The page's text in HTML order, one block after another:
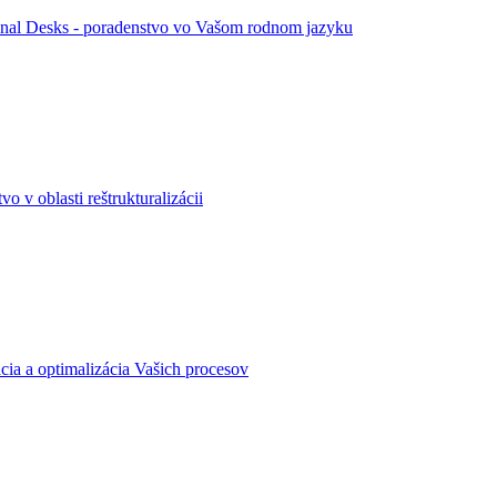
Desks - poradenstvo vo Vašom rodnom jazyku
v oblasti reštrukturalizácii
a optimalizácia Vašich procesov